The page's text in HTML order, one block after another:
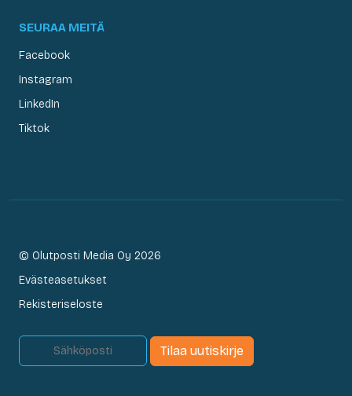
SEURAA MEITÄ
Facebook
Instagram
LinkedIn
Tiktok
© Olutposti Media Oy 2026
Evästeasetukset
Rekisteriseloste
Tilaa uutiskirje